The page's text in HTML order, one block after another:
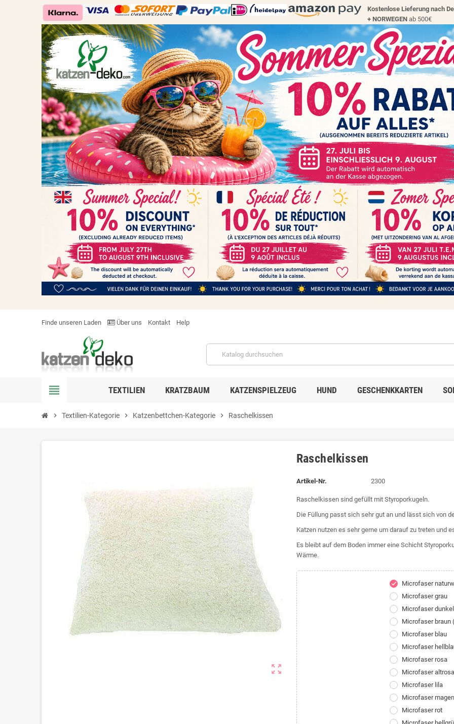
Kostenlose Lieferung nach
+ NORWEGEN ab 500€
Finde unseren Laden Über uns Kontakt Help
view_headline TEXTILIEN KRATZBAUM KATZENSPIELZEUG HUND GESCHENKKARTEN
chevron_right Textilien-Kategorie chevron_right Katzenbettchen-Kategorie chevron_right Raschelkissen
zoom_out_map
Raschelkissen
Artikel-Nr. 2300
Raschelkissen sind gefüllt mit Styroporkugeln.
Die Füllung passt sich sehr gut an und lässt sich von
Katzen nutzen es sehr gerne um darauf zu treten und
Es bleibt auf dem Boden immer eine Schicht
Wärme.
check
Microfaser
Microfaser grau
Microfaser
Microfaser braun
Microfaser blau
Microfaser
Microfaser rosa
Microfaser altrosa
Microfaser lila
Microfaser
Microfaser rot